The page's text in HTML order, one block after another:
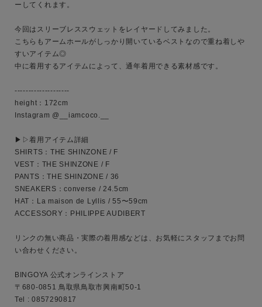
キーワード
MENS
カテゴリ
サイズ
ブランド
ーしてくれます。
今回はスリーブレススウェットをレイヤードしてみました。
こちらもアームホールがしっかり開いているベストなので重ね着しや
すいアイテム◎
中に着用するアイテムによって、通年着用できる素材感です。
--------------------
height：172cm
Instagram @__iamcoco.__
▶︎▷着用アイテム詳細
SHIRTS：THE SHINZONE / F
VEST：THE SHINZONE / F
PANTS：THE SHINZONE / 36
SNEAKERS：converse / 24.5cm
HAT：La maison de Lyllis / 55〜59cm
ACCESSORY：PHILIPPE AUDIBERT
リンクの無い商品・実際の着用感などは、お気軽にスタッフまでお問
い合わせください。
BINGOYA 公式オンラインストア
〒680-0851 鳥取県鳥取市興南町50-1
Tel : 0857290817